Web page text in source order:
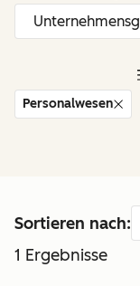
Personalwesen
Sortieren nach:
1 Ergebnisse